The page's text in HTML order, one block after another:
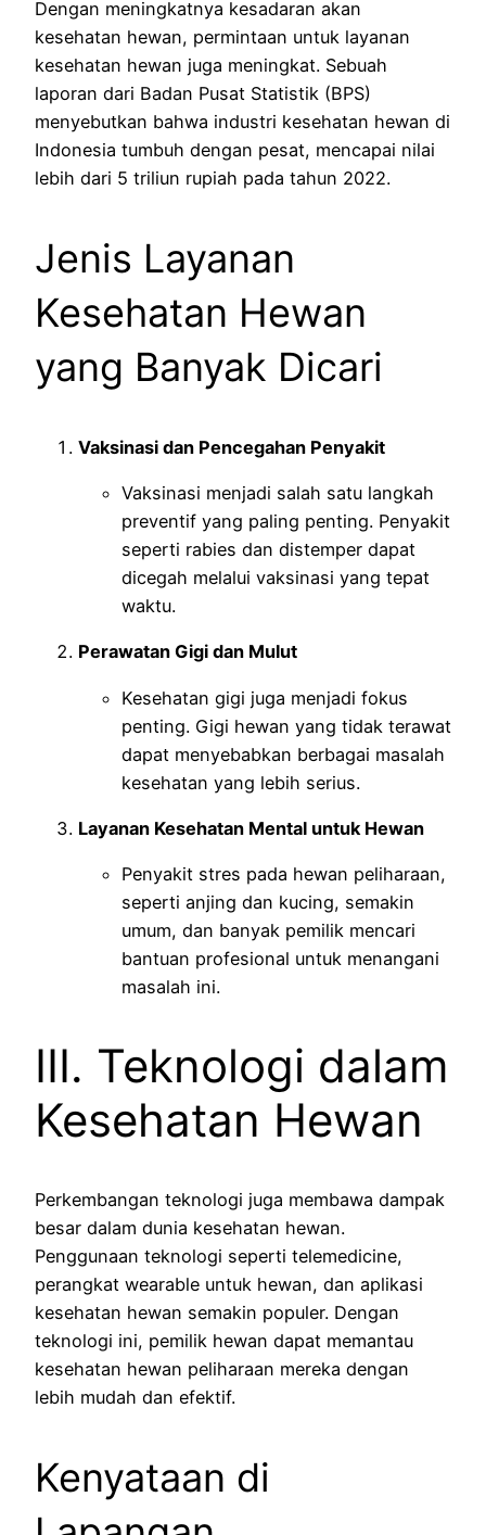
Dengan meningkatnya kesadaran akan
kesehatan hewan, permintaan untuk layanan
kesehatan hewan juga meningkat. Sebuah
laporan dari Badan Pusat Statistik (BPS)
menyebutkan bahwa industri kesehatan hewan di
Indonesia tumbuh dengan pesat, mencapai nilai
lebih dari 5 triliun rupiah pada tahun 2022.
Jenis Layanan
Kesehatan Hewan
yang Banyak Dicari
Vaksinasi dan Pencegahan Penyakit
Vaksinasi menjadi salah satu langkah
preventif yang paling penting. Penyakit
seperti rabies dan distemper dapat
dicegah melalui vaksinasi yang tepat
waktu.
Perawatan Gigi dan Mulut
Kesehatan gigi juga menjadi fokus
penting. Gigi hewan yang tidak terawat
dapat menyebabkan berbagai masalah
kesehatan yang lebih serius.
Layanan Kesehatan Mental untuk Hewan
Penyakit stres pada hewan peliharaan,
seperti anjing dan kucing, semakin
umum, dan banyak pemilik mencari
bantuan profesional untuk menangani
masalah ini.
III. Teknologi dalam
Kesehatan Hewan
Perkembangan teknologi juga membawa dampak
besar dalam dunia kesehatan hewan.
Penggunaan teknologi seperti telemedicine,
perangkat wearable untuk hewan, dan aplikasi
kesehatan hewan semakin populer. Dengan
teknologi ini, pemilik hewan dapat memantau
kesehatan hewan peliharaan mereka dengan
lebih mudah dan efektif.
Kenyataan di